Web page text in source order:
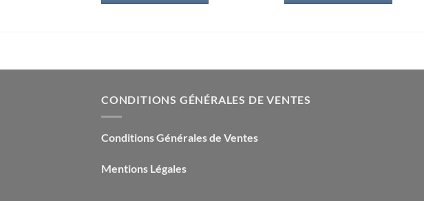
CONDITIONS GÉNÉRALES DE VENTES
Conditions Générales de Ventes
Mentions Légales